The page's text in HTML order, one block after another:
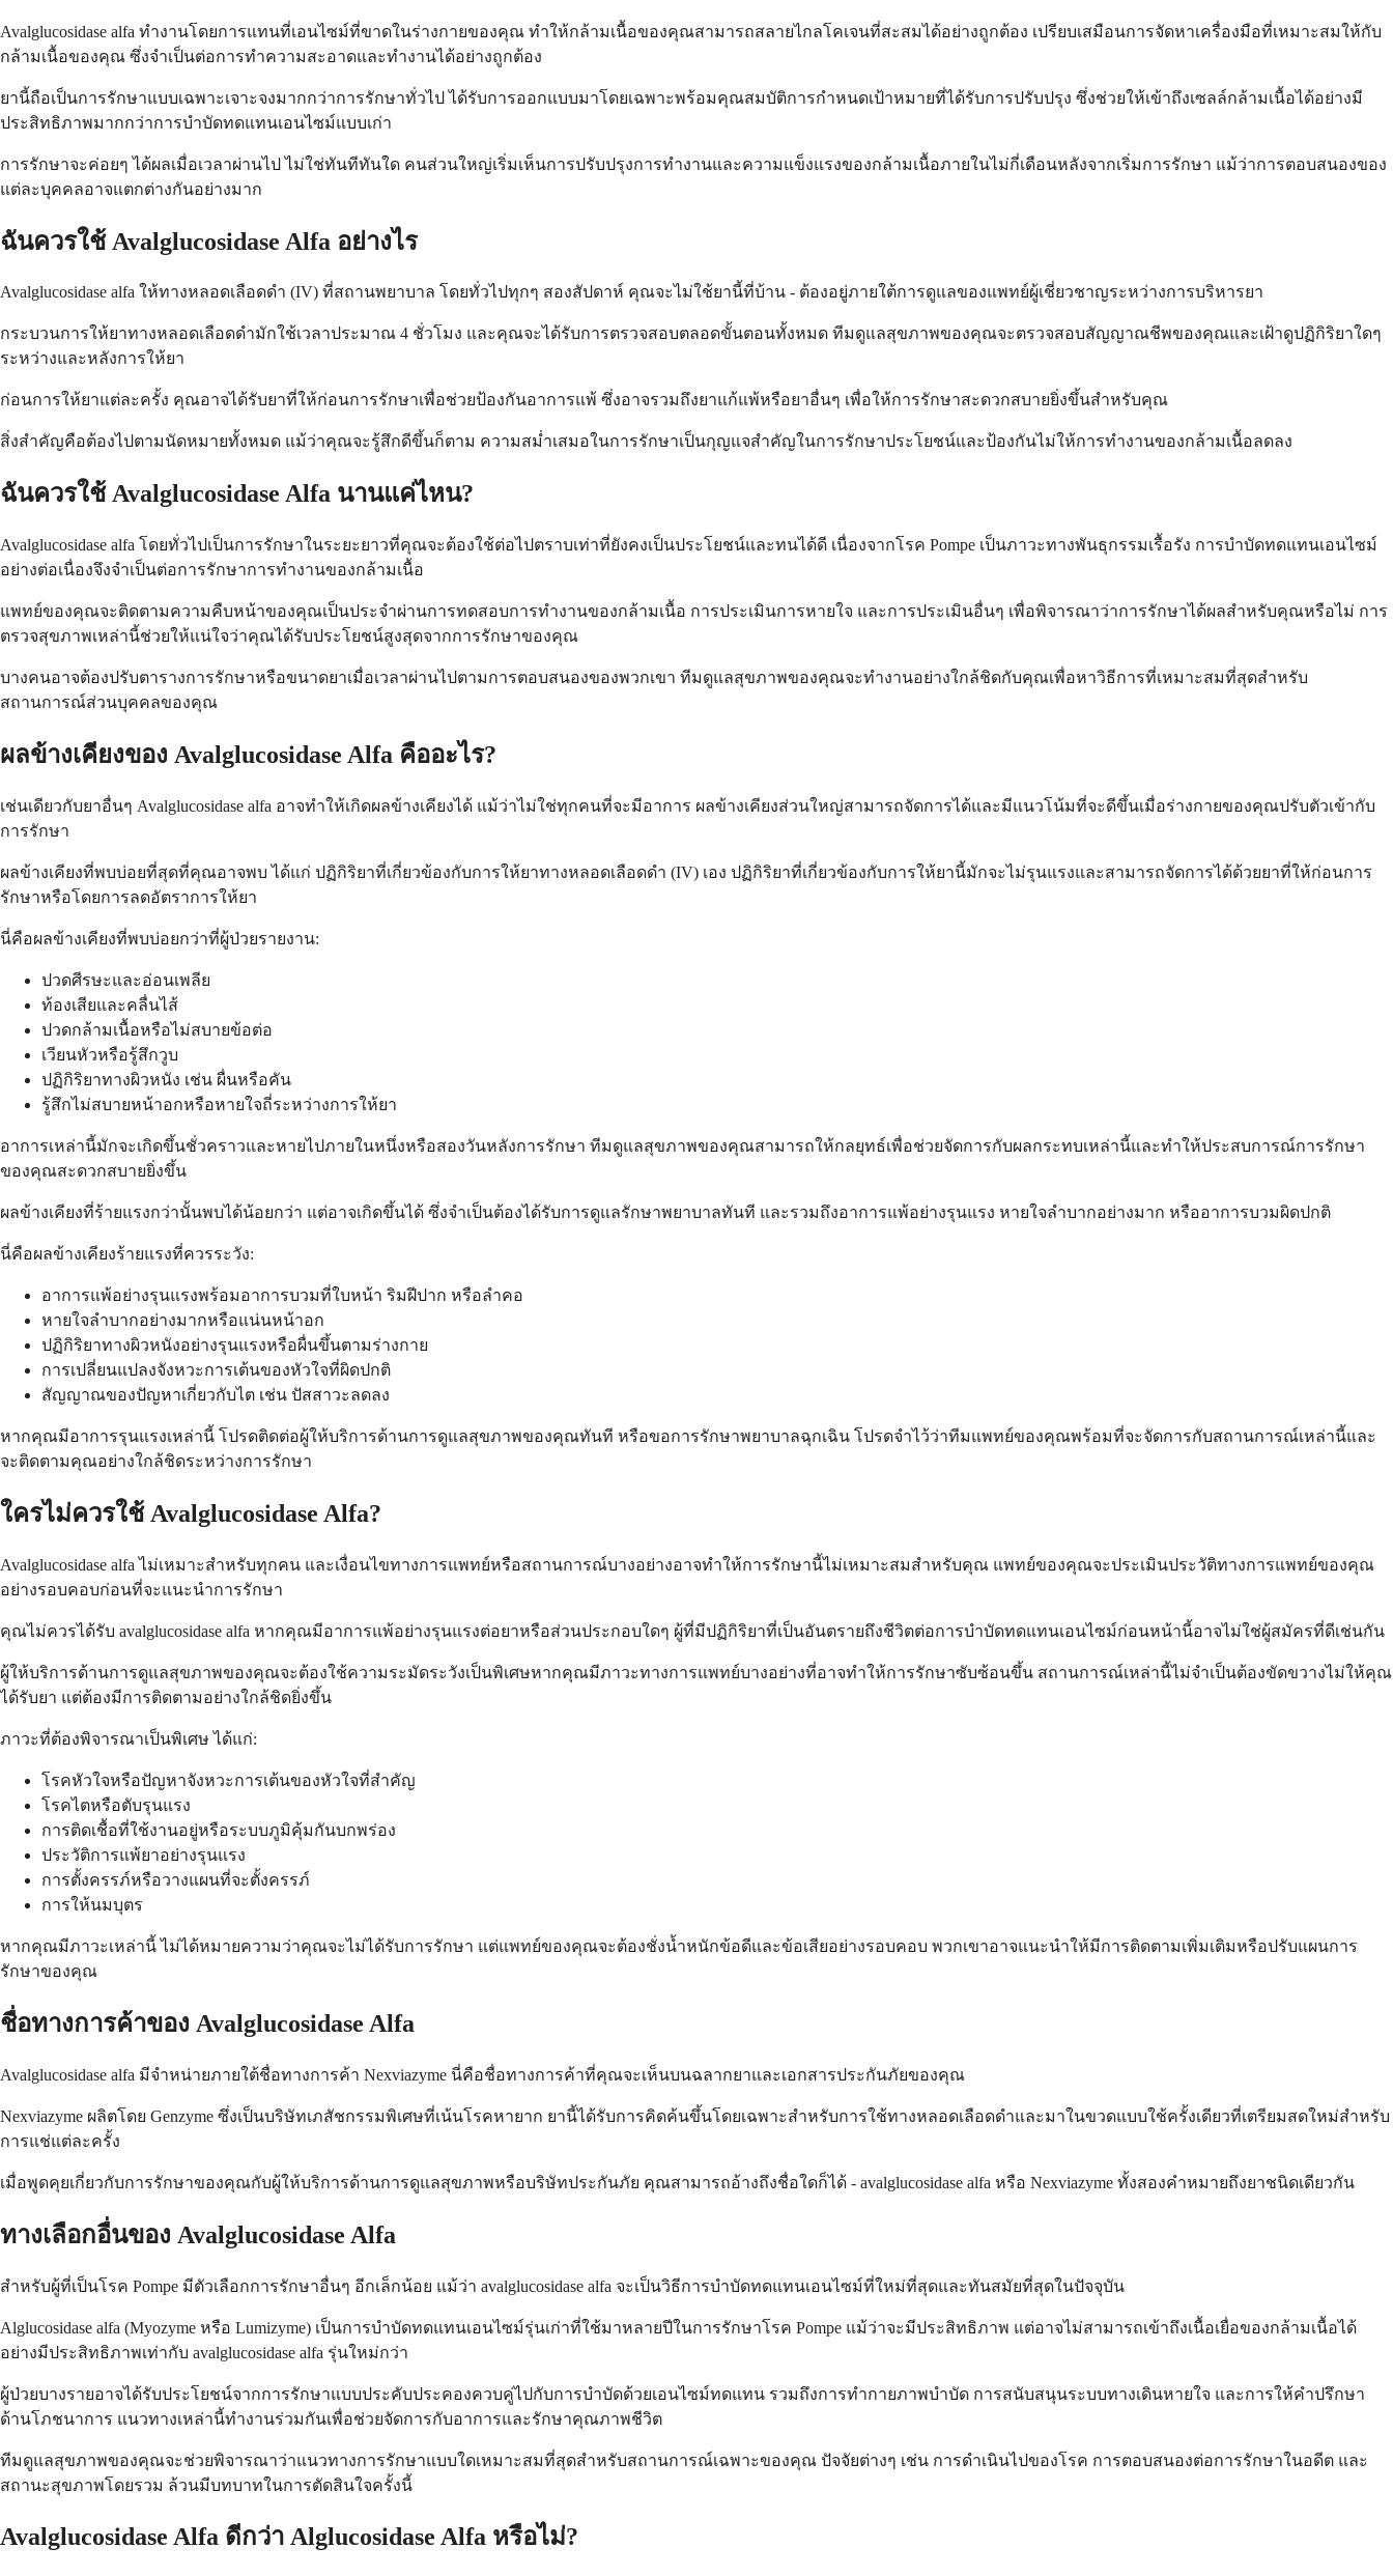
Avalglucosidase alfa ทำงานโดยการแทนที่เอนไซม์ที่ขาดในร่างกายของคุณ ทำให้กล้ามเนื้อของคุณสามารถสลายไกลโคเจนที่สะสมได้อย่างถูกต้อง เปรียบเสมือนการจัดหาเครื่องมือที่เหมาะสมให้กับ
กล้ามเนื้อของคุณ ซึ่งจำเป็นต่อการทำความสะอาดและทำงานได้อย่างถูกต้อง
ยานี้ถือเป็นการรักษาแบบเฉพาะเจาะจงมากกว่าการรักษาทั่วไป ได้รับการออกแบบมาโดยเฉพาะพร้อมคุณสมบัติการกำหนดเป้าหมายที่ได้รับการปรับปรุง ซึ่งช่วยให้เข้าถึงเซลล์กล้ามเนื้อได้อย่างมี
ประสิทธิภาพมากกว่าการบำบัดทดแทนเอนไซม์แบบเก่า
การรักษาจะค่อยๆ ได้ผลเมื่อเวลาผ่านไป ไม่ใช่ทันทีทันใด คนส่วนใหญ่เริ่มเห็นการปรับปรุงการทำงานและความแข็งแรงของกล้ามเนื้อภายในไม่กี่เดือนหลังจากเริ่มการรักษา แม้ว่าการตอบสนองของ
แต่ละบุคคลอาจแตกต่างกันอย่างมาก
ฉันควรใช้ Avalglucosidase Alfa อย่างไร
Avalglucosidase alfa ให้ทางหลอดเลือดดำ (IV) ที่สถานพยาบาล โดยทั่วไปทุกๆ สองสัปดาห์ คุณจะไม่ใช้ยานี้ที่บ้าน - ต้องอยู่ภายใต้การดูแลของแพทย์ผู้เชี่ยวชาญระหว่างการบริหารยา
กระบวนการให้ยาทางหลอดเลือดดำมักใช้เวลาประมาณ 4 ชั่วโมง และคุณจะได้รับการตรวจสอบตลอดขั้นตอนทั้งหมด ทีมดูแลสุขภาพของคุณจะตรวจสอบสัญญาณชีพของคุณและเฝ้าดูปฏิกิริยาใดๆ
ระหว่างและหลังการให้ยา
ก่อนการให้ยาแต่ละครั้ง คุณอาจได้รับยาที่ให้ก่อนการรักษาเพื่อช่วยป้องกันอาการแพ้ ซึ่งอาจรวมถึงยาแก้แพ้หรือยาอื่นๆ เพื่อให้การรักษาสะดวกสบายยิ่งขึ้นสำหรับคุณ
สิ่งสำคัญคือต้องไปตามนัดหมายทั้งหมด แม้ว่าคุณจะรู้สึกดีขึ้นก็ตาม ความสม่ำเสมอในการรักษาเป็นกุญแจสำคัญในการรักษาประโยชน์และป้องกันไม่ให้การทำงานของกล้ามเนื้อลดลง
ฉันควรใช้ Avalglucosidase Alfa นานแค่ไหน?
Avalglucosidase alfa โดยทั่วไปเป็นการรักษาในระยะยาวที่คุณจะต้องใช้ต่อไปตราบเท่าที่ยังคงเป็นประโยชน์และทนได้ดี เนื่องจากโรค Pompe เป็นภาวะทางพันธุกรรมเรื้อรัง การบำบัดทดแทนเอนไซม์
อย่างต่อเนื่องจึงจำเป็นต่อการรักษาการทำงานของกล้ามเนื้อ
แพทย์ของคุณจะติดตามความคืบหน้าของคุณเป็นประจำผ่านการทดสอบการทำงานของกล้ามเนื้อ การประเมินการหายใจ และการประเมินอื่นๆ เพื่อพิจารณาว่าการรักษาได้ผลสำหรับคุณหรือไม่ การ
ตรวจสุขภาพเหล่านี้ช่วยให้แน่ใจว่าคุณได้รับประโยชน์สูงสุดจากการรักษาของคุณ
บางคนอาจต้องปรับตารางการรักษาหรือขนาดยาเมื่อเวลาผ่านไปตามการตอบสนองของพวกเขา ทีมดูแลสุขภาพของคุณจะทำงานอย่างใกล้ชิดกับคุณเพื่อหาวิธีการที่เหมาะสมที่สุดสำหรับ
สถานการณ์ส่วนบุคคลของคุณ
ผลข้างเคียงของ Avalglucosidase Alfa คืออะไร?
เช่นเดียวกับยาอื่นๆ Avalglucosidase alfa อาจทำให้เกิดผลข้างเคียงได้ แม้ว่าไม่ใช่ทุกคนที่จะมีอาการ ผลข้างเคียงส่วนใหญ่สามารถจัดการได้และมีแนวโน้มที่จะดีขึ้นเมื่อร่างกายของคุณปรับตัวเข้ากับ
การรักษา
ผลข้างเคียงที่พบบ่อยที่สุดที่คุณอาจพบ ได้แก่ ปฏิกิริยาที่เกี่ยวข้องกับการให้ยาทางหลอดเลือดดำ (IV) เอง ปฏิกิริยาที่เกี่ยวข้องกับการให้ยานี้มักจะไม่รุนแรงและสามารถจัดการได้ด้วยยาที่ให้ก่อนการ
รักษาหรือโดยการลดอัตราการให้ยา
นี่คือผลข้างเคียงที่พบบ่อยกว่าที่ผู้ป่วยรายงาน:
ปวดศีรษะและอ่อนเพลีย
ท้องเสียและคลื่นไส้
ปวดกล้ามเนื้อหรือไม่สบายข้อต่อ
เวียนหัวหรือรู้สึกวูบ
ปฏิกิริยาทางผิวหนัง เช่น ผื่นหรือคัน
รู้สึกไม่สบายหน้าอกหรือหายใจถี่ระหว่างการให้ยา
อาการเหล่านี้มักจะเกิดขึ้นชั่วคราวและหายไปภายในหนึ่งหรือสองวันหลังการรักษา ทีมดูแลสุขภาพของคุณสามารถให้กลยุทธ์เพื่อช่วยจัดการกับผลกระทบเหล่านี้และทำให้ประสบการณ์การรักษา
ของคุณสะดวกสบายยิ่งขึ้น
ผลข้างเคียงที่ร้ายแรงกว่านั้นพบได้น้อยกว่า แต่อาจเกิดขึ้นได้ ซึ่งจำเป็นต้องได้รับการดูแลรักษาพยาบาลทันที และรวมถึงอาการแพ้อย่างรุนแรง หายใจลำบากอย่างมาก หรืออาการบวมผิดปกติ
นี่คือผลข้างเคียงร้ายแรงที่ควรระวัง:
อาการแพ้อย่างรุนแรงพร้อมอาการบวมที่ใบหน้า ริมฝีปาก หรือลำคอ
หายใจลำบากอย่างมากหรือแน่นหน้าอก
ปฏิกิริยาทางผิวหนังอย่างรุนแรงหรือผื่นขึ้นตามร่างกาย
การเปลี่ยนแปลงจังหวะการเต้นของหัวใจที่ผิดปกติ
สัญญาณของปัญหาเกี่ยวกับไต เช่น ปัสสาวะลดลง
หากคุณมีอาการรุนแรงเหล่านี้ โปรดติดต่อผู้ให้บริการด้านการดูแลสุขภาพของคุณทันที หรือขอการรักษาพยาบาลฉุกเฉิน โปรดจำไว้ว่าทีมแพทย์ของคุณพร้อมที่จะจัดการกับสถานการณ์เหล่านี้และ
จะติดตามคุณอย่างใกล้ชิดระหว่างการรักษา
ใครไม่ควรใช้ Avalglucosidase Alfa?
Avalglucosidase alfa ไม่เหมาะสำหรับทุกคน และเงื่อนไขทางการแพทย์หรือสถานการณ์บางอย่างอาจทำให้การรักษานี้ไม่เหมาะสมสำหรับคุณ แพทย์ของคุณจะประเมินประวัติทางการแพทย์ของคุณ
อย่างรอบคอบก่อนที่จะแนะนำการรักษา
คุณไม่ควรได้รับ avalglucosidase alfa หากคุณมีอาการแพ้อย่างรุนแรงต่อยาหรือส่วนประกอบใดๆ ผู้ที่มีปฏิกิริยาที่เป็นอันตรายถึงชีวิตต่อการบำบัดทดแทนเอนไซม์ก่อนหน้านี้อาจไม่ใช่ผู้สมัครที่ดีเช่นกัน
ผู้ให้บริการด้านการดูแลสุขภาพของคุณจะต้องใช้ความระมัดระวังเป็นพิเศษหากคุณมีภาวะทางการแพทย์บางอย่างที่อาจทำให้การรักษาซับซ้อนขึ้น สถานการณ์เหล่านี้ไม่จำเป็นต้องขัดขวางไม่ให้คุณ
ได้รับยา แต่ต้องมีการติดตามอย่างใกล้ชิดยิ่งขึ้น
ภาวะที่ต้องพิจารณาเป็นพิเศษ ได้แก่:
โรคหัวใจหรือปัญหาจังหวะการเต้นของหัวใจที่สำคัญ
โรคไตหรือตับรุนแรง
การติดเชื้อที่ใช้งานอยู่หรือระบบภูมิคุ้มกันบกพร่อง
ประวัติการแพ้ยาอย่างรุนแรง
การตั้งครรภ์หรือวางแผนที่จะตั้งครรภ์
การให้นมบุตร
หากคุณมีภาวะเหล่านี้ ไม่ได้หมายความว่าคุณจะไม่ได้รับการรักษา แต่แพทย์ของคุณจะต้องชั่งน้ำหนักข้อดีและข้อเสียอย่างรอบคอบ พวกเขาอาจแนะนำให้มีการติดตามเพิ่มเติมหรือปรับแผนการ
รักษาของคุณ
ชื่อทางการค้าของ Avalglucosidase Alfa
Avalglucosidase alfa มีจำหน่ายภายใต้ชื่อทางการค้า Nexviazyme นี่คือชื่อทางการค้าที่คุณจะเห็นบนฉลากยาและเอกสารประกันภัยของคุณ
Nexviazyme ผลิตโดย Genzyme ซึ่งเป็นบริษัทเภสัชกรรมพิเศษที่เน้นโรคหายาก ยานี้ได้รับการคิดค้นขึ้นโดยเฉพาะสำหรับการใช้ทางหลอดเลือดดำและมาในขวดแบบใช้ครั้งเดียวที่เตรียมสดใหม่สำหรับ
การแช่แต่ละครั้ง
เมื่อพูดคุยเกี่ยวกับการรักษาของคุณกับผู้ให้บริการด้านการดูแลสุขภาพหรือบริษัทประกันภัย คุณสามารถอ้างถึงชื่อใดก็ได้ - avalglucosidase alfa หรือ Nexviazyme ทั้งสองคำหมายถึงยาชนิดเดียวกัน
ทางเลือกอื่นของ Avalglucosidase Alfa
สำหรับผู้ที่เป็นโรค Pompe มีตัวเลือกการรักษาอื่นๆ อีกเล็กน้อย แม้ว่า avalglucosidase alfa จะเป็นวิธีการบำบัดทดแทนเอนไซม์ที่ใหม่ที่สุดและทันสมัยที่สุดในปัจจุบัน
Alglucosidase alfa (Myozyme หรือ Lumizyme) เป็นการบำบัดทดแทนเอนไซม์รุ่นเก่าที่ใช้มาหลายปีในการรักษาโรค Pompe แม้ว่าจะมีประสิทธิภาพ แต่อาจไม่สามารถเข้าถึงเนื้อเยื่อของกล้ามเนื้อได้
อย่างมีประสิทธิภาพเท่ากับ avalglucosidase alfa รุ่นใหม่กว่า
ผู้ป่วยบางรายอาจได้รับประโยชน์จากการรักษาแบบประคับประคองควบคู่ไปกับการบำบัดด้วยเอนไซม์ทดแทน รวมถึงการทำกายภาพบำบัด การสนับสนุนระบบทางเดินหายใจ และการให้คำปรึกษา
ด้านโภชนาการ แนวทางเหล่านี้ทำงานร่วมกันเพื่อช่วยจัดการกับอาการและรักษาคุณภาพชีวิต
ทีมดูแลสุขภาพของคุณจะช่วยพิจารณาว่าแนวทางการรักษาแบบใดเหมาะสมที่สุดสำหรับสถานการณ์เฉพาะของคุณ ปัจจัยต่างๆ เช่น การดำเนินไปของโรค การตอบสนองต่อการรักษาในอดีต และ
สถานะสุขภาพโดยรวม ล้วนมีบทบาทในการตัดสินใจครั้งนี้
Avalglucosidase Alfa ดีกว่า Alglucosidase Alfa หรือไม่?